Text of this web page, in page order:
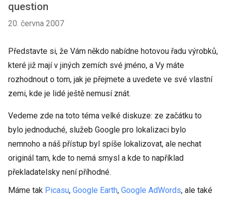
question
20. června 2007
Představte si, že Vám někdo nabídne hotovou řadu výrobků,
které již mají v jiných zemích své jméno, a Vy máte
rozhodnout o tom, jak je přejmete a uvedete ve své vlastní
zemi, kde je lidé ještě nemusí znát.
Vedeme zde na toto téma velké diskuze: ze začátku to
bylo jednoduché, služeb Google pro lokalizaci bylo
nemnoho a náš přístup byl spíše lokalizovat, ale nechat
originál tam, kde to nemá smysl a kde to například
překladatelsky není příhodné.
Máme tak Picasu, Google Earth, Google AdWords, ale také